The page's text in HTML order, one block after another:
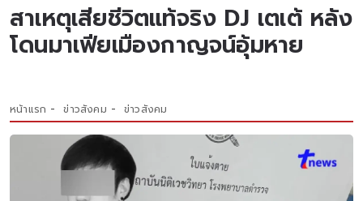
สาเหตุเสียชีวิตแท้จริง DJ เตเต้ หลัง
โดนมาเฟียเมืองกาญจน์อุ้มหาย
หน้าแรก ข่าวสังคม ข่าวสังคม